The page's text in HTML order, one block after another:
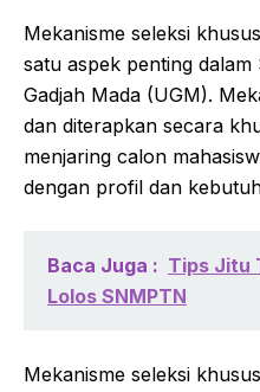
Mekanisme seleksi
satu aspek penting
Gadjah Mada (UGM).
dan diterapkan secara
menjaring calon
dengan profil dan
Baca Juga : Tips Jitu
Lolos SNMPTN
Mekanisme seleksi